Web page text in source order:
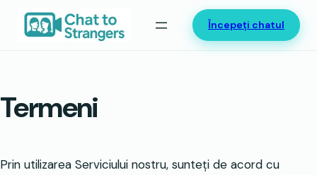
Începeți chatul
Termeni
Prin utilizarea Serviciului nostru, sunteți de acord cu